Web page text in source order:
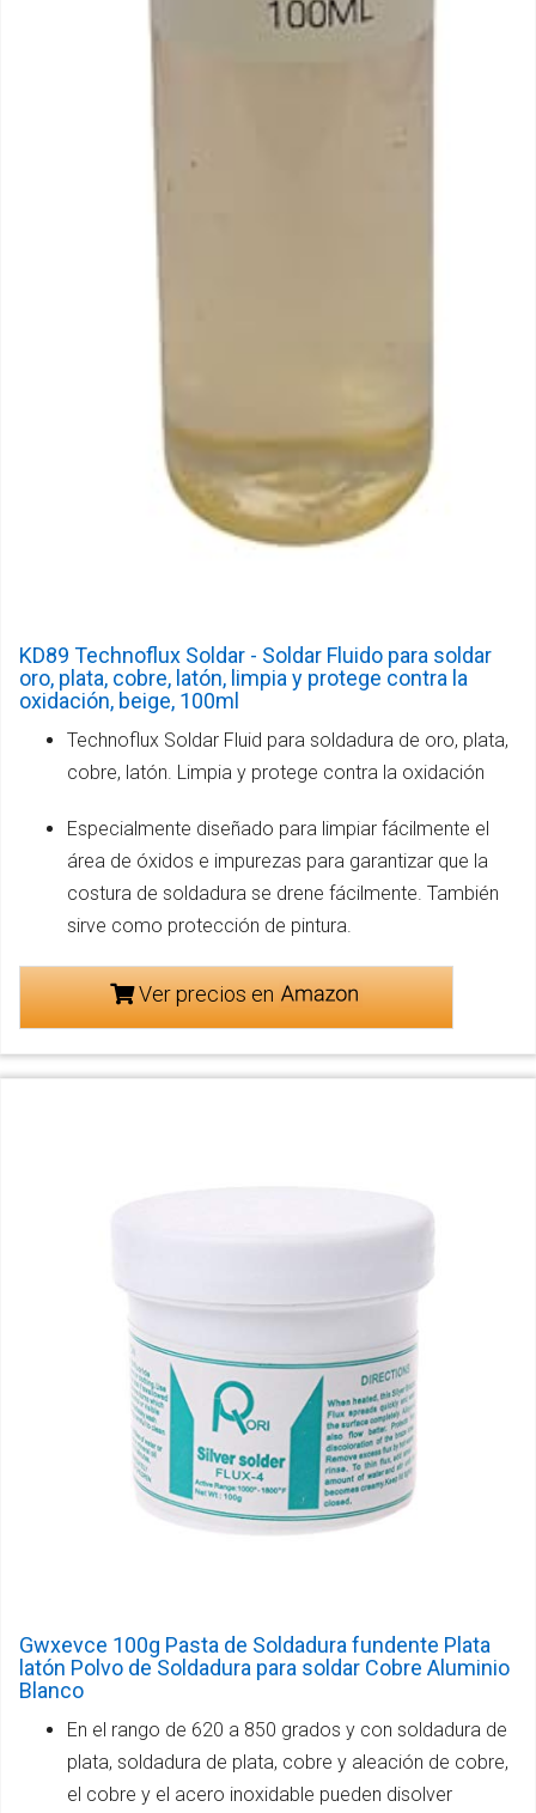
KD89 Technoflux Soldar - Soldar Fluido para soldar
oro, plata, cobre, latón, limpia y protege contra la
oxidación, beige, 100ml
Technoflux Soldar Fluid para soldadura de oro, plata,
cobre, latón. Limpia y protege contra la oxidación
Especialmente diseñado para limpiar fácilmente el
área de óxidos e impurezas para garantizar que la
costura de soldadura se drene fácilmente. También
sirve como protección de pintura.
Ver precios en
Gwxevce 100g Pasta de Soldadura fundente Plata
latón Polvo de Soldadura para soldar Cobre Aluminio
Blanco
En el rango de 620 a 850 grados y con soldadura de
plata, soldadura de plata, cobre y aleación de cobre,
el cobre y el acero inoxidable pueden disolver